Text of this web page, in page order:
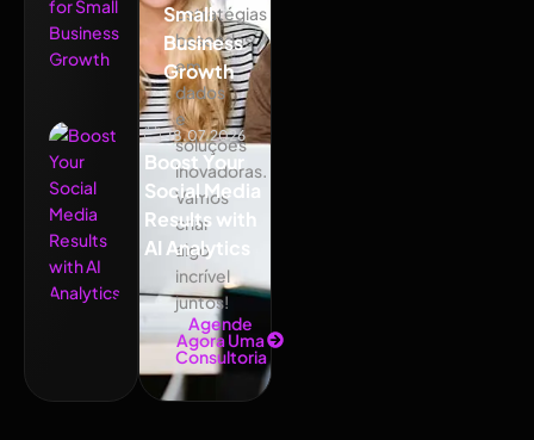
Small
Business
Growth
18.07.2026
Boost Your
Social Media
Results with
AI Analytics
estratégias
baseadas
em
dados
e
soluções
inovadoras.
Vamos
criar
algo
incrível
juntos!
Agende
Agora Uma
Consultoria